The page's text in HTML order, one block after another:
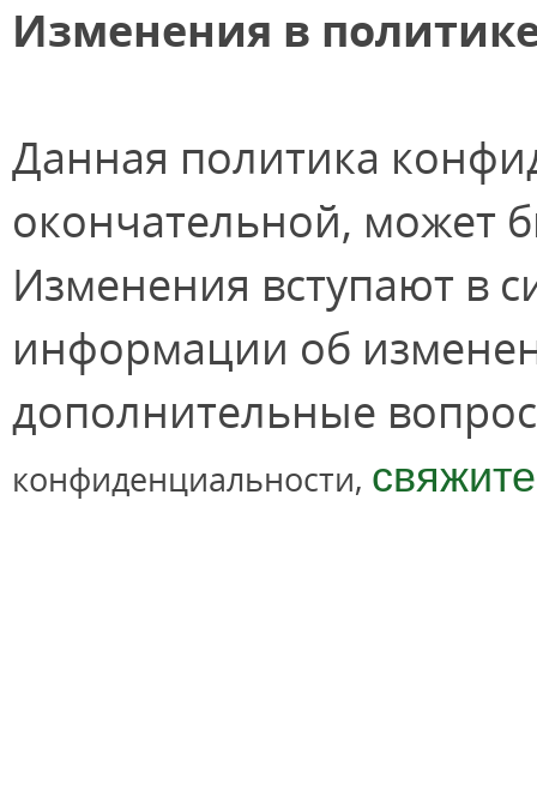
Изменения в
Данная политика
окончательной, может
Изменения вступают в
информации об
дополнительные
конфиденциальности,